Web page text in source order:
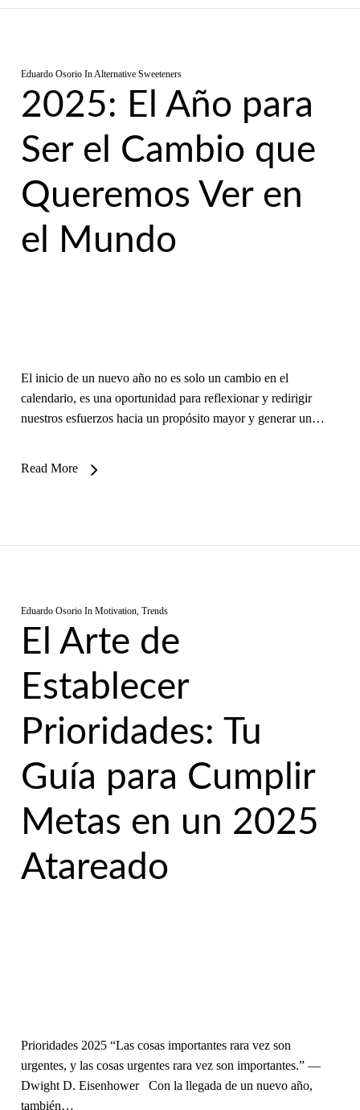
Eduardo Osorio InAlternative Sweeteners
2025: El Año para
Ser el Cambio que
Queremos Ver en
el Mundo
El inicio de un nuevo año no es solo un cambio en el
calendario, es una oportunidad para reflexionar y redirigir
nuestros esfuerzos hacia un propósito mayor y generar un…
Read More
Eduardo Osorio In Motivation, Trends
El Arte de
Establecer
Prioridades: Tu
Guía para Cumplir
Metas en un 2025
Atareado
Prioridades 2025 “Las cosas importantes rara vez son
urgentes, y las cosas urgentes rara vez son importantes.” —
Dwight D. Eisenhower Con la llegada de un nuevo año,
también…